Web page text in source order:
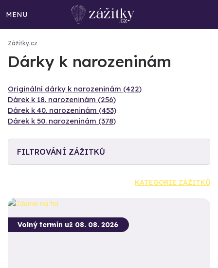
MENU
Zážitky.cz
Dárky k narozeninám
Originální dárky k narozeninám (422)
Dárek k 18. narozeninám (256)
Dárek k 40. narozeninám (453)
Dárek k 50. narozeninám (378)
FILTROVÁNÍ ZÁŽITKŮ
KATEGORIE ZÁŽITKŮ
Volný termín už 08. 08. 2026